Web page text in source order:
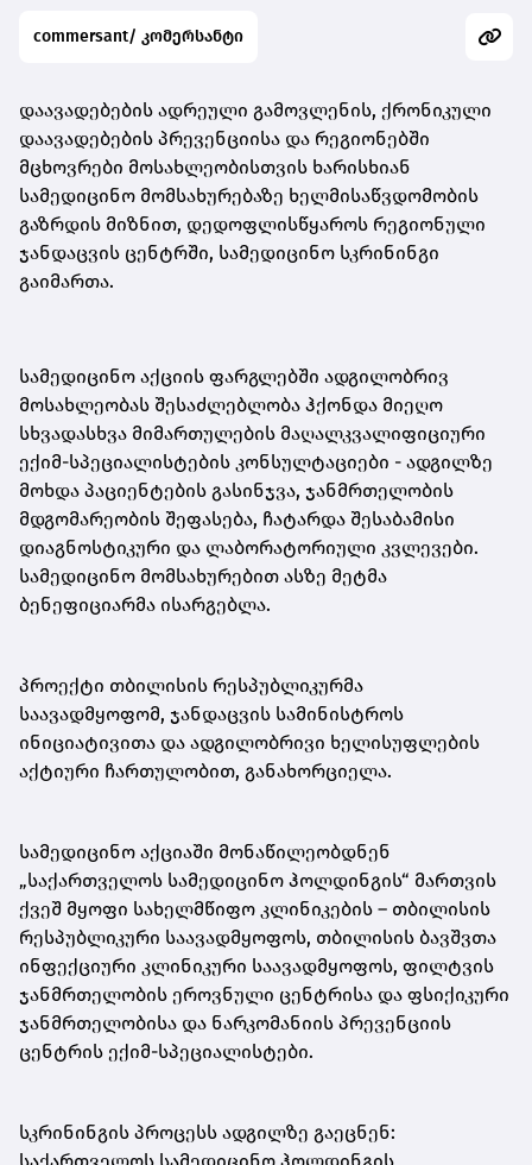
commersant/ კომერსანტი
დაავადებების ადრეული გამოვლენის, ქრონიკული
დაავადებების პრევენციისა და რეგიონებში
მცხოვრები მოსახლეობისთვის ხარისხიან
სამედიცინო მომსახურებაზე ხელმისაწვდომობის
გაზრდის მიზნით, დედოფლისწყაროს რეგიონული
ჯანდაცვის ცენტრში, სამედიცინო სკრინინგი
გაიმართა.
სამედიცინო აქციის ფარგლებში ადგილობრივ
მოსახლეობას შესაძლებლობა ჰქონდა მიეღო
სხვადასხვა მიმართულების მაღალკვალიფიციური
ექიმ-სპეციალისტების კონსულტაციები - ადგილზე
მოხდა პაციენტების გასინჯვა, ჯანმრთელობის
მდგომარეობის შეფასება, ჩატარდა შესაბამისი
დიაგნოსტიკური და ლაბორატორიული კვლევები.
სამედიცინო მომსახურებით ასზე მეტმა
ბენეფიციარმა ისარგებლა.
პროექტი თბილისის რესპუბლიკურმა
საავადმყოფომ, ჯანდაცვის სამინისტროს
ინიციატივითა და ადგილობრივი ხელისუფლების
აქტიური ჩართულობით, განახორციელა.
სამედიცინო აქციაში მონაწილეობდნენ
„საქართველოს სამედიცინო ჰოლდინგის“ მართვის
ქვეშ მყოფი სახელმწიფო კლინიკების – თბილისის
რესპუბლიკური საავადმყოფოს, თბილისის ბავშვთა
ინფექციური კლინიკური საავადმყოფოს, ფილტვის
ჯანმრთელობის ეროვნული ცენტრისა და ფსიქიკური
ჯანმრთელობისა და ნარკომანიის პრევენციის
ცენტრის ექიმ-სპეციალისტები.
სკრინინგის პროცესს ადგილზე გაეცნენ:
საქართველოს სამედიცინო ჰოლდინგის